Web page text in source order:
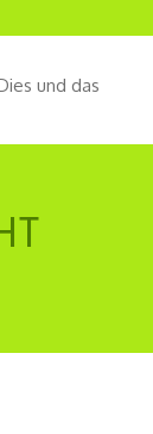
und das